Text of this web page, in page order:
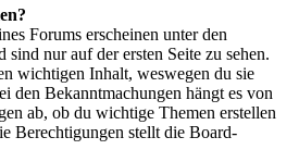
Forums erscheinen unter den
nur auf der ersten Seite zu sehen.
wichtigen Inhalt, weswegen du sie
den Bekanntmachungen hängt es von
ab, ob du wichtige Themen erstellen
Berechtigungen stellt die Board-